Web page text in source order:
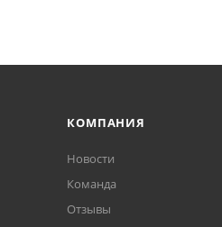
КОМПАНИЯ
Новости
Команда
Отзывы